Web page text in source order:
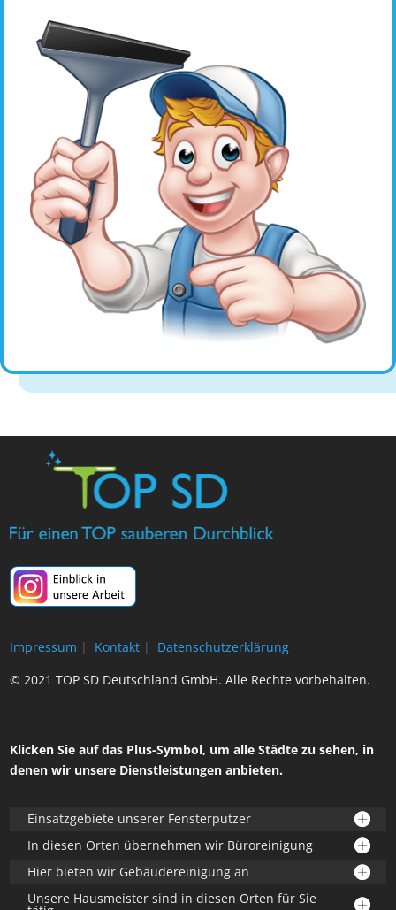
Impressum | Kontakt |
Datenschutzerklärung
© 2021 TOP SD Deutschland GmbH. Alle Rechte vorbehalten.
Klicken Sie auf das Plus-Symbol, um alle Städte zu sehen, in
denen wir unsere Dienstleistungen anbieten.
Einsatzgebiete unserer Fensterputzer
In diesen Orten übernehmen wir Büroreinigung
Hier bieten wir Gebäudereinigung an
Unsere Hausmeister sind in diesen Orten für Sie